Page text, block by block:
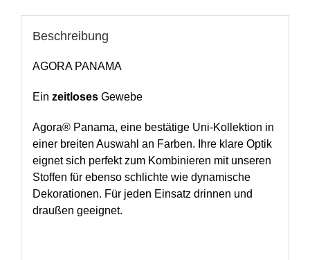
Beschreibung
AGORA PANAMA
Ein zeitlosesGewebe
Agora® Panama, eine bestätige Uni-Kollektion in
einer breiten Auswahl an Farben. Ihre klare Optik
eignet sich perfekt zum Kombinieren mit unseren
Stoffen für ebenso schlichte wie dynamische
Dekorationen. Für jeden Einsatz drinnen und
draußen geeignet.